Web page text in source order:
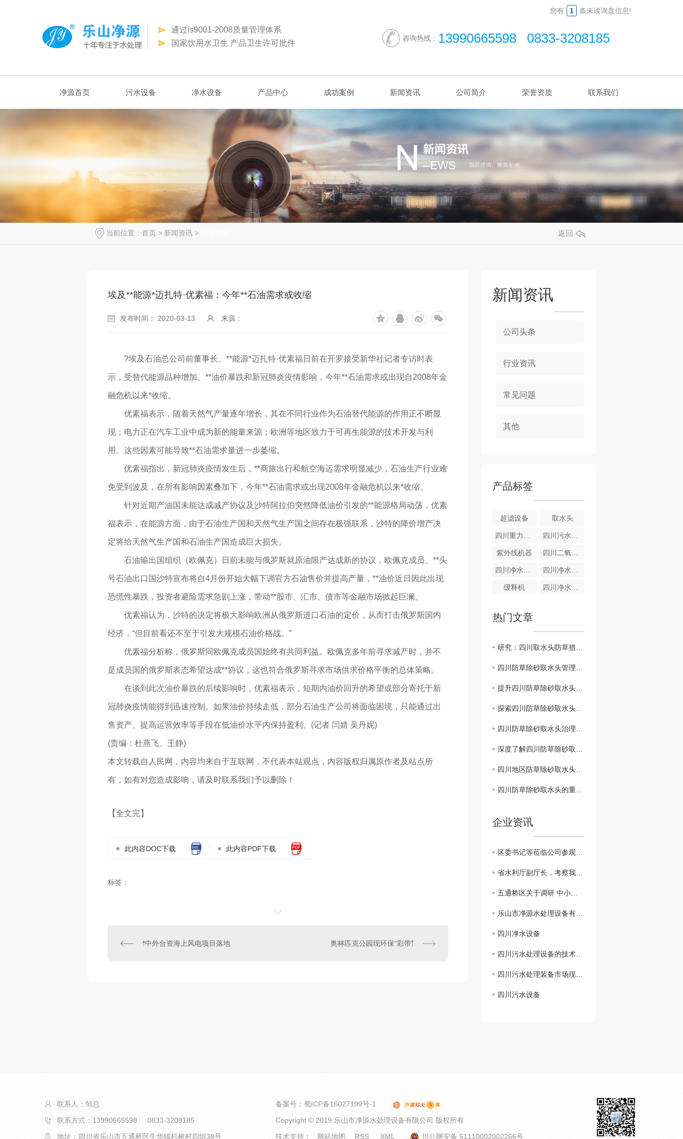
您有 1 条未读询盘信息!
通过is9001-2008质量管理体系
国家饮用水卫生 产品卫生许可批件
咨询热线： 13990665598 0833-3208185
净源首页 污水设备 净水设备 产品中心 成功案例 新闻资讯 公司简介 荣誉资质 联系我们
当前位置： 首页 > 新闻资讯 > 返回
埃及**能源*迈扎特·优素福：今年**石油需求或收缩
发布时间： 2020-03-13 来源：
?埃及石油总公司前董事长、**能源*迈扎特·优素福日前在开罗接受新华社记者专访时表
示，受替代能源品种增加、**油价暴跌和新冠肺炎疫情影响，今年**石油需求或出现自2008年金
融危机以来*收缩。
优素福表示，随着天然气产量逐年增长，其在不同行业作为石油替代能源的作用正不断显
现；电力正在汽车工业中成为新的能量来源；欧洲等地区致力于可再生能源的技术开发与利
用。这些因素可能导致**石油需求量进一步萎缩。
优素福指出，新冠肺炎疫情发生后，**商旅出行和航空海运需求明显减少，石油生产行业难
免受到波及，在所有影响因素叠加下，今年**石油需求或出现2008年金融危机以来*收缩。
针对近期产油国未能达成减产协议及沙特阿拉伯突然降低油价引发的**能源格局动荡，优素
福表示，在能源方面，由于石油生产国和天然气生产国之间存在极强联系，沙特的降价增产决
定将给天然气生产国和石油生产国造成巨大损失。
石油输出国组织（欧佩克）日前未能与俄罗斯就原油限产达成新的协议，欧佩克成员、**头
号石油出口国沙特宣布将自4月份开始大幅下调官方石油售价并提高产量，**油价近日因此出现
恐慌性暴跌，投资者避险需求急剧上涨，带动**股市、汇市、债市等金融市场掀起巨澜。
优素福认为，沙特的决定将极大影响欧洲从俄罗斯进口石油的定价，从而打击俄罗斯国内
经济，“但目前看还不至于引发大规模石油价格战。”
优素福分析称，俄罗斯同欧佩克成员国始终有共同利益。欧佩克多年前寻求减产时，并不
是成员国的俄罗斯表态希望达成**协议，这也符合俄罗斯寻求市场供求价格平衡的总体策略。
在谈到此次油价暴跌的后续影响时，优素福表示，短期内油价回升的希望或部分寄托于新
冠肺炎疫情能得到迅速控制。如果油价持续走低，部分石油生产公司将面临困境，只能通过出
售资产、提高运营效率等手段在低油价水平内保持盈利。(记者 闫婧 吴丹妮)
(责编：杜燕飞、王静)
本文转载自人民网，内容均来自于互联网，不代表本站观点，内容版权归属原作者及站点所
有，如有对您造成影响，请及时联系我们予以删除！
【全文完】
此内容DOC下载 此内容PDF下载
标签：
*中外合资海上风电项目落地 奥林匹克公园现环保“彩带”
新闻资讯
公司头条
行业资讯
常见问题
其他
产品标签
超滤设备 取水头
四川重力式无阀滤池 四川污水设备-气浮成套设备
紫外线机器 四川二氧化氯发生器
四川净水设备-全自动净水器 四川净水设备—重力式
缓释机 四川净水设备-游泳池净水器
热门文章
研究：四川取水头防草措施对环境的影响
四川防草除砂取水头管理策略探讨
提升四川防草除砂取水头管理水平的建议方案
探索四川防草除砂取水头综合管理模式
四川防草除砂取水头治理与生态环境保护
深度了解四川防草除砂取水头的保护工作
四川地区防草除砂取水头管理政策解析
四川防草除砂取水头的重要性及措施
企业资讯
区委书记等莅临公司参观调研
省水利厅副厅长，考察我公司越西小相岭净水设备
五通桥区关于调研 中小企业生产经营现状及存在的困难
乐山市净源水处理设备有限公司 携手商会及市生态环境局对口帮扶敬老院
四川净水设备
四川污水处理设备的技术创新及应用展望
四川污水处理装备市场现状分析
四川污水设备
联系人：邹总
联系方式：13990665598 0833-3208185
地址：四川省乐山市五通桥区牛华镇杉树村四组38号
备案号： 蜀ICP备16027199号-1
Copyright © 2019 乐山市净源水处理设备有限公司 版权所有
技术支持：
网站地图 RSS XML 川公网安备 51110002002266号